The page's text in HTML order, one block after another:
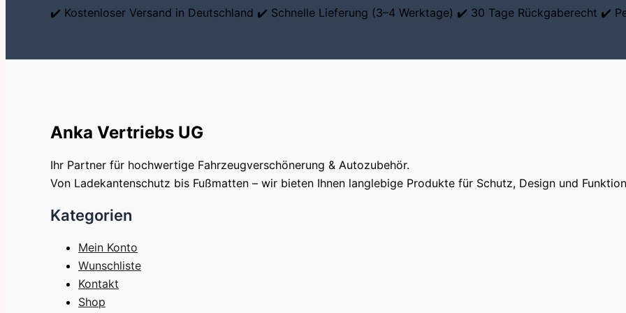
✔️ Kostenloser Versand in Deutschland ✔️ Schnelle Lieferung (3–4 Werktage) ✔️ 30 Tage Rückgaberecht ✔️
Anka Vertriebs UG
Ihr Partner für hochwertige Fahrzeugverschönerung & Autozubehör.
Von Ladekantenschutz bis Fußmatten – wir bieten Ihnen langlebige Produkte für Schutz, Design und
Kategorien
Mein Konto
Wunschliste
Kontakt
Shop